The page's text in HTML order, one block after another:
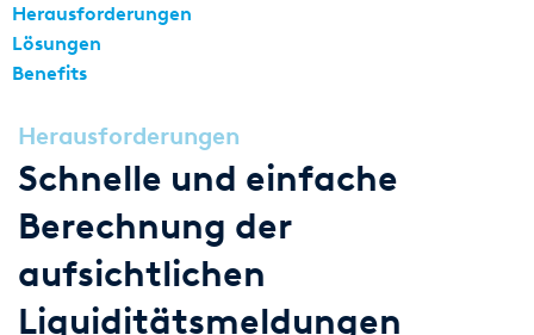
Herausforderungen
Lösungen
Benefits
Herausforderungen
Schnelle und einfache
Berechnung der
aufsichtlichen
Liquiditätsmeldungen